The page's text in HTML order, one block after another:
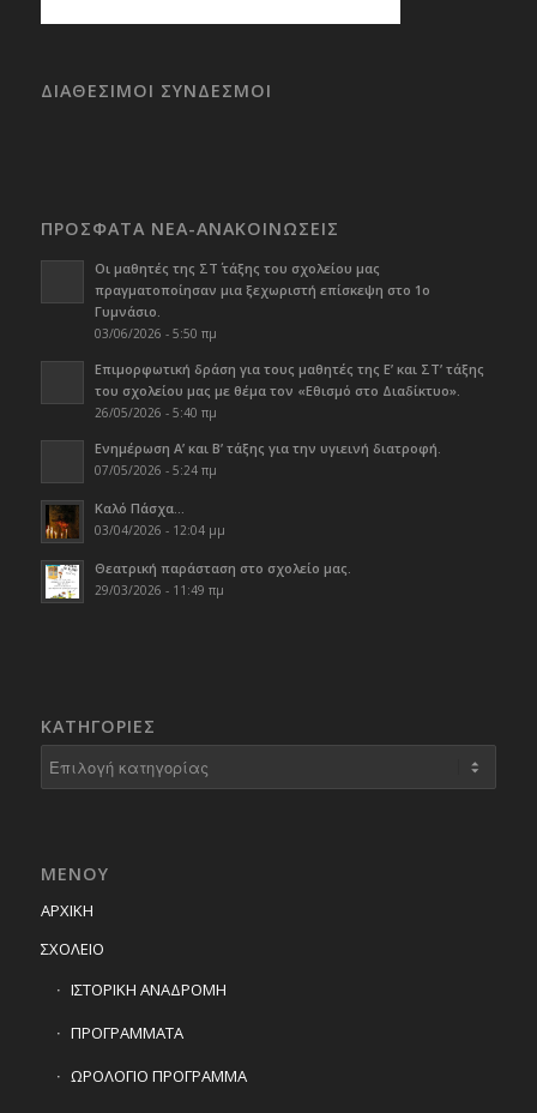
ΔΙΑΘΕΣΙΜΟΙ ΣΥΝΔΕΣΜΟΙ
ΠΡΟΣΦΑΤΑ ΝΕΑ-ΑΝΑΚΟΙΝΩΣΕΙΣ
Οι μαθητές της ΣΤ΄ τάξης του σχολείου μας
πραγματοποίησαν μια ξεχωριστή επίσκεψη στο 1ο
Γυμνάσιο.
03/06/2026 - 5:50 πμ
Επιμορφωτική δράση για τους μαθητές της Ε’ και ΣΤ’ τάξης
του σχολείου μας με θέμα τον «Εθισμό στο Διαδίκτυο».
26/05/2026 - 5:40 πμ
Ενημέρωση Α’ και Β’ τάξης για την υγιεινή διατροφή.
07/05/2026 - 5:24 πμ
Καλό Πάσχα…
03/04/2026 - 12:04 μμ
Θεατρική παράσταση στο σχολείο μας.
29/03/2026 - 11:49 πμ
KΑΤΗΓΟΡΊΕΣ
ΜΕΝΟΥ
ΑΡΧΙΚΗ
ΣΧΟΛΕΙΟ
ΙΣΤΟΡΙΚΗ ΑΝΑΔΡΟΜΗ
ΠΡΟΓΡΑΜΜΑΤΑ
ΩΡΟΛΟΓΙΟ ΠΡΟΓΡΑΜΜΑ